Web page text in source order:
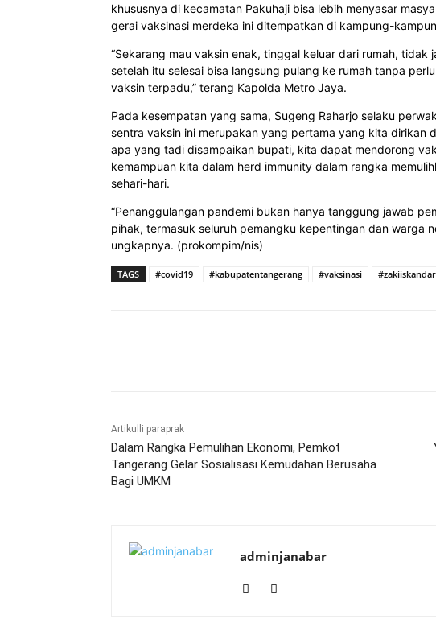
khususnya di kecamatan Pakuhaji bisa lebih menyasar
gerai vaksinasi merdeka ini ditempatkan di kampung-
“Sekarang mau vaksin enak, tinggal keluar dari rumah, tidak
setelah itu selesai bisa langsung pulang ke rumah tanpa
vaksin terpadu,” terang Kapolda Metro Jaya.
Pada kesempatan yang sama, Sugeng Raharjo selaku
sentra vaksin ini merupakan yang pertama yang kita dirikan
apa yang tadi disampaikan bupati, kita dapat mendorong
kemampuan kita dalam herd immunity dalam rangka
sehari-hari.
“Penanggulangan pandemi bukan hanya tanggung jawab
pihak, termasuk seluruh pemangku kepentingan dan warga
ungkapnya. (prokompim/nis)
TAGS #covid19 #kabupatentangerang #vaksinasi #zakiiskandar
Artikulli paraprak
Dalam Rangka Pemulihan Ekonomi, Pemkot
Tangerang Gelar Sosialisasi Kemudahan Berusaha
Bagi UMKM
adminjanabar